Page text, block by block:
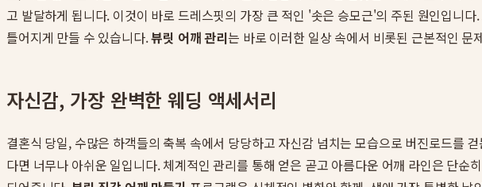
고 발달하게 됩니다. 이것이 바로 드레스핏의 가장 큰 적인 '솟은 승모근'의 주된 원인입니
틀어지게 만들 수 있습니다.뷰릿 어깨 관리는 바로 이러한 일상 속에서 비롯된 근본적인 문
자신감, 가장 완벽한 웨딩 액세서리
결혼식 당일, 수많은 하객들의 축복 속에서 당당하고 자신감 넘치는 모습으로 버진로드를
다면 너무나 아쉬운 일입니다. 체계적인 관리를 통해 얻은 곧고 아름다운 어깨 라인은 단